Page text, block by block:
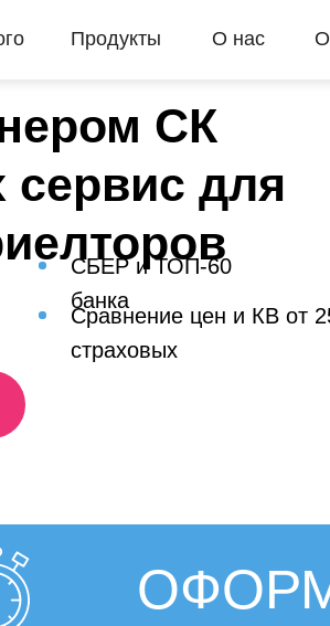
Продукты О нас
СК
сервис для
СБЕР и ТОП-60
банка
Сравнение цен и КВ от
страховых